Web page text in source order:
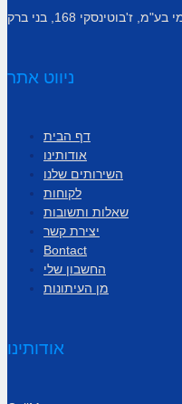
ניווט אתר
דף הבית
אודותינו
השירותים שלנו
לקוחות
שאלות ותשובות
יצירת קשר
Bontact
החשבון שלי
מן העיתונות
אודותינו